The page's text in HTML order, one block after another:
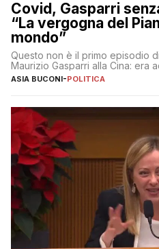
Covid, Gasparri
“La vergogna del
mondo”
Questo non è il primo episodio
Maurizio Gasparri alla Cina: era
ASIA BUCONI-POLITICA